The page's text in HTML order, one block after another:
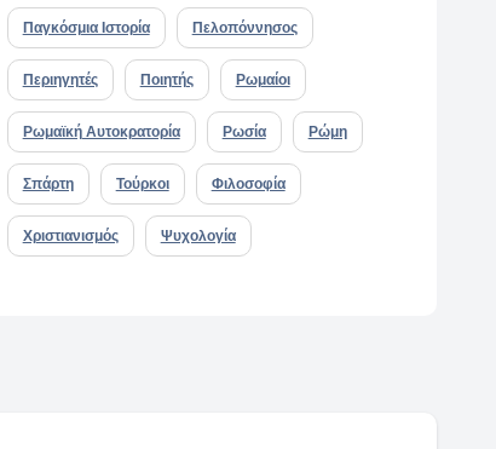
Παγκόσμια Ιστορία Πελοπόννησος
Περιηγητές Ποιητής Ρωμαίοι
Ρωμαϊκή Αυτοκρατορία Ρωσία Ρώμη
Σπάρτη Τούρκοι Φιλοσοφία
Χριστιανισμός Ψυχολογία